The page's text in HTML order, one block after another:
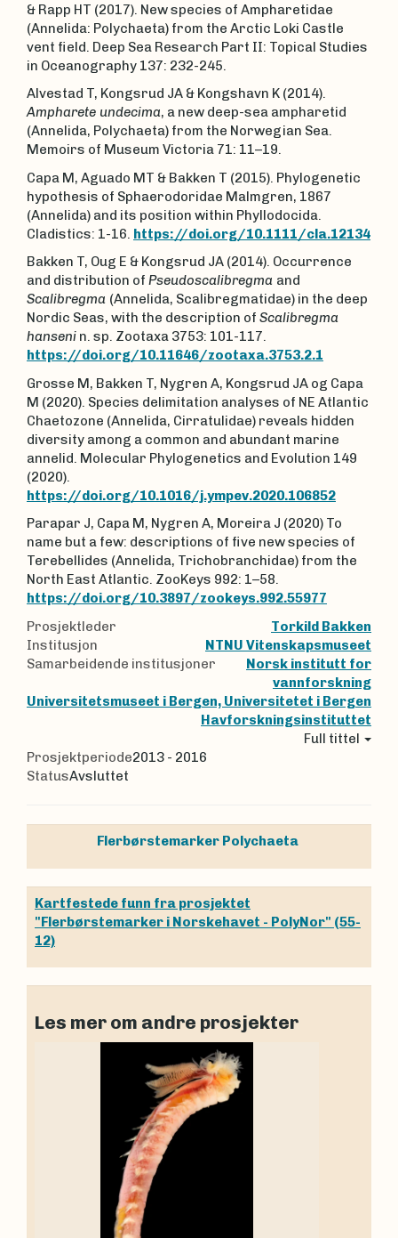
& Rapp HT (2017). New species of Ampharetidae
(Annelida: Polychaeta) from the Arctic Loki Castle
vent field. Deep Sea Research Part II: Topical Studies
in Oceanography 137: 232-245.
Alvestad T, Kongsrud JA & Kongshavn K (2014).
Ampharete undecima, a new deep-sea ampharetid
(Annelida, Polychaeta) from the Norwegian Sea.
Memoirs of Museum Victoria 71: 11–19.
Capa M, Aguado MT & Bakken T (2015). Phylogenetic
hypothesis of Sphaerodoridae Malmgren, 1867
(Annelida) and its position within Phyllodocida.
Cladistics: 1-16. https://doi.org/10.1111/cla.12134
Bakken T, Oug E & Kongsrud JA (2014). Occurrence
and distribution of Pseudoscalibregma and
Scalibregma (Annelida, Scalibregmatidae) in the deep
Nordic Seas, with the description of Scalibregma
hanseni n. sp. Zootaxa 3753: 101-117.
https://doi.org/10.11646/zootaxa.3753.2.1
Grosse M, Bakken T, Nygren A, Kongsrud JA og Capa
M (2020). Species delimitation analyses of NE Atlantic
Chaetozone (Annelida, Cirratulidae) reveals hidden
diversity among a common and abundant marine
annelid. Molecular Phylogenetics and Evolution 149
(2020).
https://doi.org/10.1016/j.ympev.2020.106852
Parapar J, Capa M, Nygren A, Moreira J (2020) To
name but a few: descriptions of five new species of
Terebellides (Annelida, Trichobranchidae) from the
North East Atlantic. ZooKeys 992: 1–58.
https://doi.org/10.3897/zookeys.992.55977
Prosjektleder
Torkild Bakken
Institusjon
NTNU Vitenskapsmuseet
Samarbeidende institusjoner
Norsk institutt for
vannforskning
Universitetsmuseet i Bergen, Universitetet i Bergen
Havforskningsinstituttet
Full tittel
Prosjektperiode2013 - 2016
StatusAvsluttet
Flerbørstemarker Polychaeta
Kartfestede funn fra prosjektet
"Flerbørstemarker i Norskehavet - PolyNor" (55-
12)
Les mer om andre prosjekter